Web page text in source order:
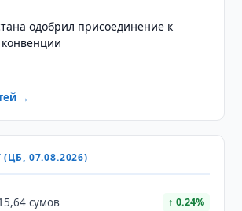
одобрил присоединение к
→
07.08.2026)
сумов ↑ 0.24%